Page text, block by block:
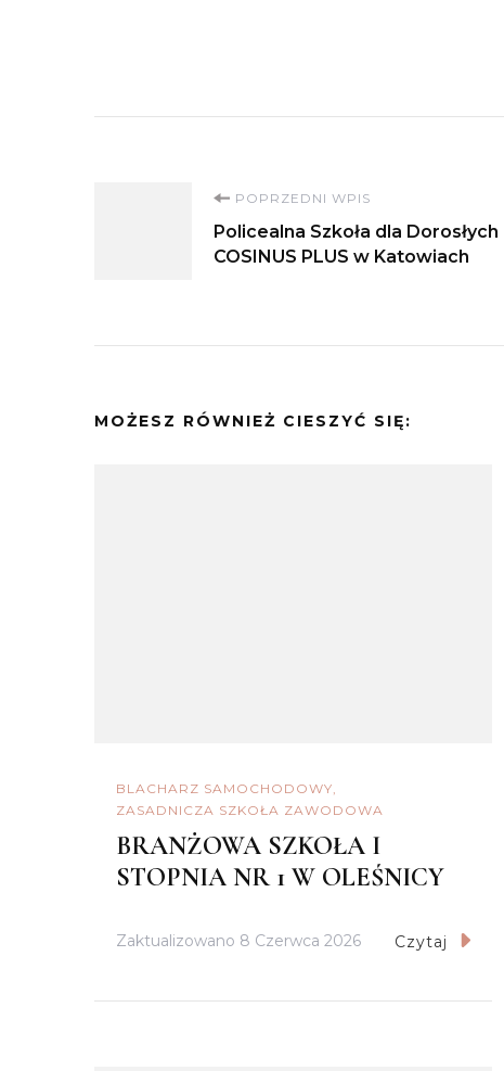
Nawigacja
wpisu
POPRZEDNI WPIS
Policealna Szkoła dla Dorosłych
COSINUS PLUS w Katowiach
MOŻESZ RÓWNIEŻ CIESZYĆ SIĘ:
BLACHARZ SAMOCHODOWY
ZASADNICZA SZKOŁA ZAWODOWA
BRANŻOWA SZKOŁA I
STOPNIA NR 1 W OLEŚNICY
Zaktualizowano 8 Czerwca 2026 Czytaj